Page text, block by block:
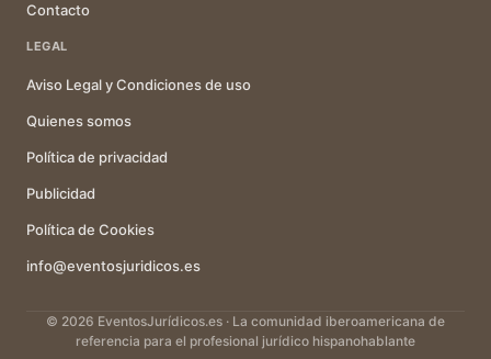
Contacto
LEGAL
Aviso Legal y Condiciones de uso
Quienes somos
Política de privacidad
Publicidad
Política de Cookies
info@eventosjuridicos.es
© 2026 EventosJurídicos.es · La comunidad iberoamericana de
referencia para el profesional jurídico hispanohablante